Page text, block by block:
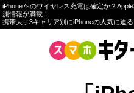
iPhone7sのワイヤレス充電は確定か？
測情報が満載！
携帯大手3キャリア別にiPhoneの人気に迫る